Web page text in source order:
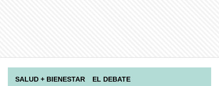
SALUD + BIENESTAR EL DEBATE